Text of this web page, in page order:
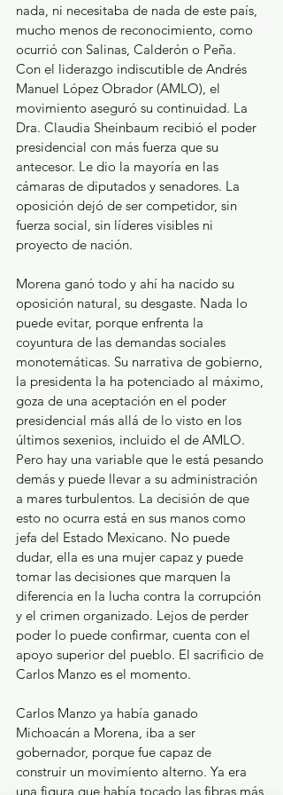
nada, ni necesitaba de nada de este país,
mucho menos de reconocimiento, como
ocurrió con Salinas, Calderón o Peña.
Con el liderazgo indiscutible de Andrés
Manuel López Obrador (AMLO), el
movimiento aseguró su continuidad. La
Dra. Claudia Sheinbaum recibió el poder
presidencial con más fuerza que su
antecesor. Le dio la mayoría en las
cámaras de diputados y senadores. La
oposición dejó de ser competidor, sin
fuerza social, sin líderes visibles ni
proyecto de nación.
Morena ganó todo y ahí ha nacido su
oposición natural, su desgaste. Nada lo
puede evitar, porque enfrenta la
coyuntura de las demandas sociales
monotemáticas. Su narrativa de gobierno,
la presidenta la ha potenciado al máximo,
goza de una aceptación en el poder
presidencial más allá de lo visto en los
últimos sexenios, incluido el de AMLO.
Pero hay una variable que le está pesando
demás y puede llevar a su administración
a mares turbulentos. La decisión de que
esto no ocurra está en sus manos como
jefa del Estado Mexicano. No puede
dudar, ella es una mujer capaz y puede
tomar las decisiones que marquen la
diferencia en la lucha contra la corrupción
y el crimen organizado. Lejos de perder
poder lo puede confirmar, cuenta con el
apoyo superior del pueblo. El sacrificio de
Carlos Manzo es el momento.
Carlos Manzo ya había ganado
Michoacán a Morena, iba a ser
gobernador, porque fue capaz de
construir un movimiento alterno. Ya era
una figura que había tocado las fibras más